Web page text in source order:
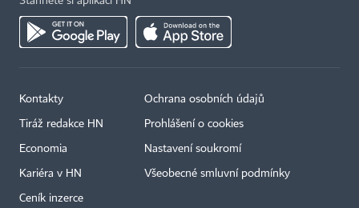
Kontakty
Tiráž redakce HN
Economia
Kariéra v HN
Ceník inzerce
Ochrana osobních údajů
Prohlášení o cookies
Nastavení soukromí
Všeobecné smluvní podmínky